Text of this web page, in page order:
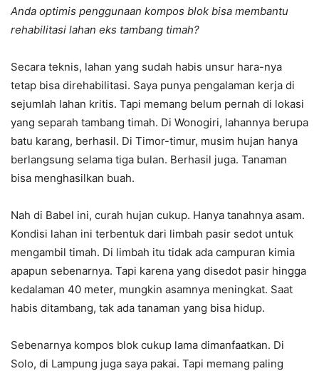
Anda optimis penggunaan kompos blok bisa membantu
rehabilitasi lahan eks tambang timah?
Secara teknis, lahan yang sudah habis unsur hara-nya
tetap bisa direhabilitasi. Saya punya pengalaman kerja di
sejumlah lahan kritis. Tapi memang belum pernah di lokasi
yang separah tambang timah. Di Wonogiri, lahannya berupa
batu karang, berhasil. Di Timor-timur, musim hujan hanya
berlangsung selama tiga bulan. Berhasil juga. Tanaman
bisa menghasilkan buah.
Nah di Babel ini, curah hujan cukup. Hanya tanahnya asam.
Kondisi lahan ini terbentuk dari limbah pasir sedot untuk
mengambil timah. Di limbah itu tidak ada campuran kimia
apapun sebenarnya. Tapi karena yang disedot pasir hingga
kedalaman 40 meter, mungkin asamnya meningkat. Saat
habis ditambang, tak ada tanaman yang bisa hidup.
Sebenarnya kompos blok cukup lama dimanfaatkan. Di
Solo, di Lampung juga saya pakai. Tapi memang paling